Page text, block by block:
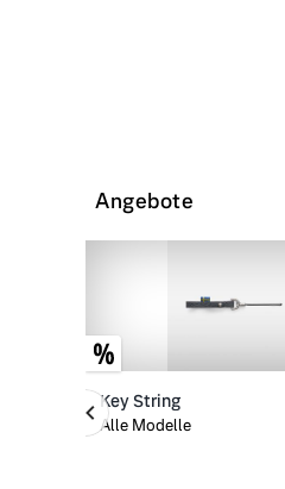
Angebote
Key String
Alle Modelle